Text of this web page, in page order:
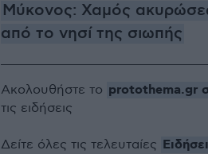
Μύκονος: Χαμός
από το νησί της σιωπής
Ακολουθήστε το protothema.gr
τις ειδήσεις
Δείτε όλες τις τελευταίες